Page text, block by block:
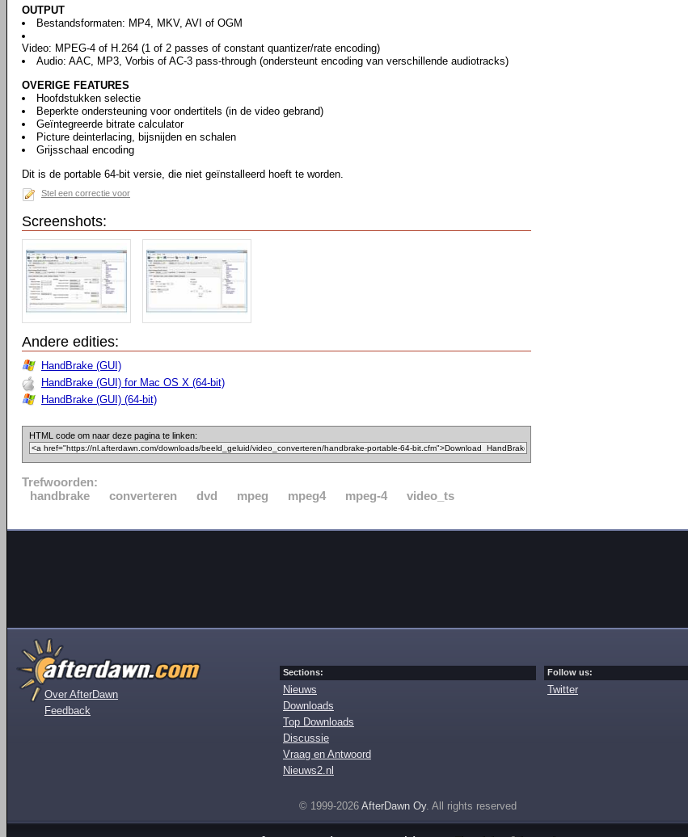
OUTPUT
Bestandsformaten: MP4, MKV, AVI of OGM
Video: MPEG-4 of H.264 (1 of 2 passes of constant quantizer/rate encoding)
Audio: AAC, MP3, Vorbis of AC-3 pass-through (ondersteunt encoding van verschillende audiotracks)
OVERIGE FEATURES
Hoofdstukken selectie
Beperkte ondersteuning voor ondertitels (in de video gebrand)
Geïntegreerde bitrate calculator
Picture deinterlacing, bijsnijden en schalen
Grijsschaal encoding
Dit is de portable 64-bit versie, die niet geïnstalleerd hoeft te worden.
Stel een correctie voor
Screenshots:
Andere edities:
HandBrake (GUI)
HandBrake (GUI) for Mac OS X (64-bit)
HandBrake (GUI) (64-bit)
HTML code om naar deze pagina te linken:
Trefwoorden:
handbrake
converteren dvd mpeg mpeg4 mpeg-4 video_ts
Over AfterDawn
Feedback
Sections:
Nieuws
Downloads
Top Downloads
Discussie
Vraag en Antwoord
Nieuws2.nl
Follow us:
Twitter
© 1999-2026 AfterDawn Oy. All rights reserved